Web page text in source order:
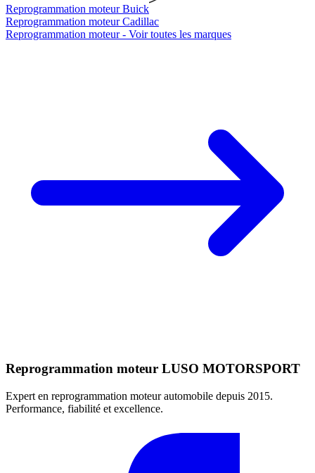
Reprogrammation moteurBuick
Reprogrammation moteurCadillac
Reprogrammation moteur - Voir toutes les marques
Reprogrammation moteur LUSO MOTORSPORT
Expert en reprogrammation moteur automobile depuis 2015.
Performance, fiabilité et excellence.